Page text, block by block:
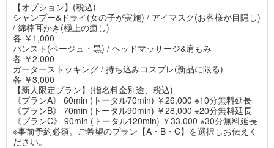
【オプション】(税込)
シャンプー&ドライ(女の子が実施) / アイマスク(お客様が目隠し)
/ 綿棒耳かき(極上の癒し)
各 ￥1,000
パンスト(ベージュ・黒) / ヘッドマッサージ&肩もみ
各 ￥2,000
ガーターストッキング / 持ち込みコスプレ(新品に限る)
各 ￥3,000
【新人限定プラン】(指名料金別途、税込)
《プランA》 60min (トータル70min) ￥26,000 ※10分無料延長
《プランB》 70min (トータル90min) ￥28,000 ※20分無料延長
《プランC》 90min (トータル120min) ￥33,000 ※30分無料延長
※事前予約必須。ご希望のプラン【A・B・C】を選択しお伝えく
ださい。